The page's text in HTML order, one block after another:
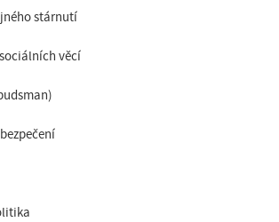
stárnutí
věcí